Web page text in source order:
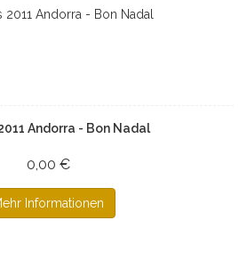
Andorra - Bon Nadal
0,00 €
Informationen